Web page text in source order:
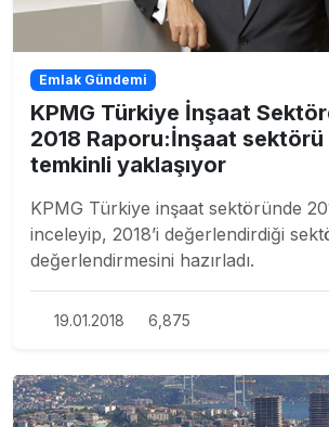
Emlak Gündemi
KPMG Türkiye İnşaat
2018 Raporu:İnşaat sektörü
temkinli yaklaşıyor
KPMG Türkiye inşaat sektöründe
inceleyip, 2018’i değerlendirdiği
değerlendirmesini hazırladı.
19.01.2018 6,875